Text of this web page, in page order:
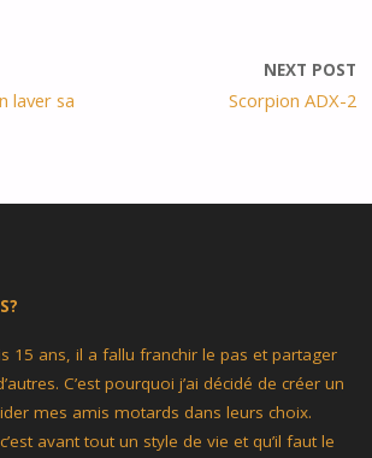
laver sa
NEXT POST
Scorpion ADX-2
15 ans, il a fallu franchir le pas et partager
C’est pourquoi j’ai décidé de créer un
mes amis motards dans leurs choix.
avant tout un style de vie et qu’il faut le